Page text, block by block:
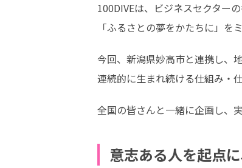
100DIVEは、ビジネスセクター
「ふるさとの夢をかたちに」
今回、新潟県妙高市と連携し、
連続的に生まれ続ける仕組み・
全国の皆さんと一緒に企画し、
意志ある人を起点